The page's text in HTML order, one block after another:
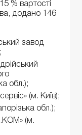
% вартості
додано 146
завод
обл.);
(м. Київ);
обл.);
(м.